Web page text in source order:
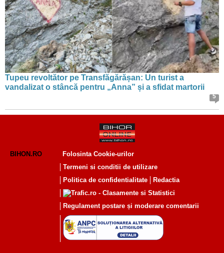
Tupeu revoltător pe Transfăgărășan: Un turist a
vandalizat o stâncă pentru „Anna” și a sfidat martorii
5
BIHON.RO
Folosinta Cookie-urilor
Termeni si conditii de utilizare
Politica de confidentialitate
Redactia
Regulament postare și moderare comentarii